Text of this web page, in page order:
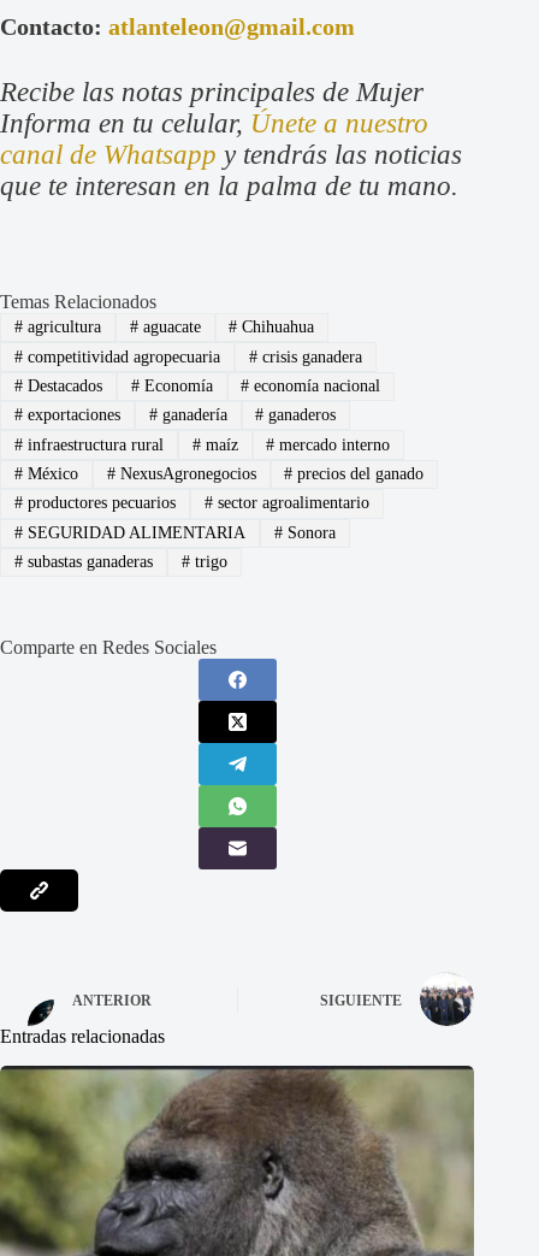
Contacto: atlanteleon@gmail.com
Recibe las notas principales de Mujer
Informa en tu celular, Únete a nuestro
canal de Whatsapp y tendrás las noticias
que te interesan en la palma de tu mano.
Temas Relacionados
#agricultura #aguacate # Chihuahua
#competitividad agropecuaria #crisis ganadera
#Destacados #Economía # economía nacional
#exportaciones #ganadería # ganaderos
#infraestructura rural #maíz # mercado interno
#México #NexusAgronegocios # precios del ganado
#productores pecuarios #sector agroalimentario
#SEGURIDAD ALIMENTARIA #Sonora
#subastas ganaderas #trigo
Comparte en Redes Sociales
ANTERIOR SIGUIENTE
Entradas relacionadas